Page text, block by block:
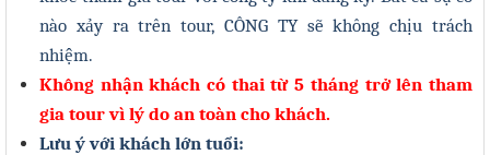
nào xảy ra trên tour, CÔNG TY sẽ không chịu trách
nhiệm.
Không nhận khách có thai từ 5 tháng trở lên tham
gia tour vì lý do an toàn cho khách.
Lưu ý với khách lớn tuổi: